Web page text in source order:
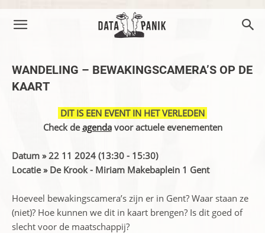
WANDELING – BEWAKINGSCAMERA’S OP DE
KAART
DIT IS EEN EVENT IN HET VERLEDEN
Check deagendavoor actuele evenementen
Datum » 22 11 2024 (13:30 - 15:30)
Locatie » De Krook - Miriam Makebaplein 1 Gent
Hoeveel bewakingscamera’s zijn er in Gent? Waar staan ze
(niet)? Hoe kunnen we dit in kaart brengen? Is dit goed of
slecht voor de maatschappij?